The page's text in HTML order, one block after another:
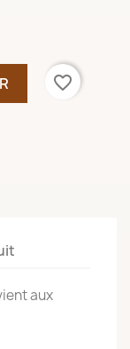
favorite_border
aux